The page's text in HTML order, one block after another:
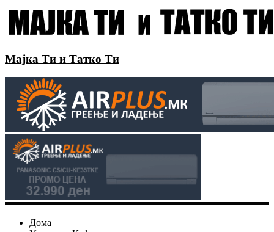
Мајка Ти и Татко Ти
Дома